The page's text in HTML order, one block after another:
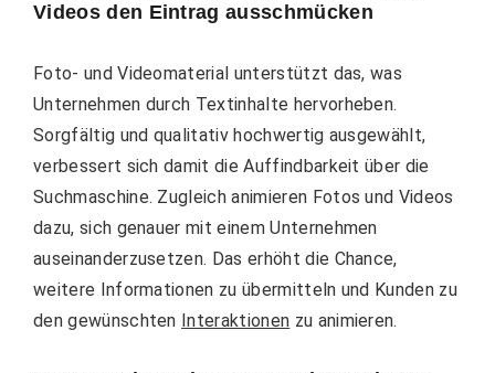
Videos den Eintrag ausschmücken
Foto- und Videomaterial unterstützt das, was
Unternehmen durch Textinhalte hervorheben.
Sorgfältig und qualitativ hochwertig ausgewählt,
verbessert sich damit die Auffindbarkeit über die
Suchmaschine. Zugleich animieren Fotos und Videos
dazu, sich genauer mit einem Unternehmen
auseinanderzusetzen. Das erhöht die Chance,
weitere Informationen zu übermitteln und Kunden zu
den gewünschten Interaktionen zu animieren.